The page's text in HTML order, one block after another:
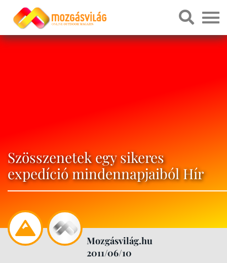
Szösszenetek egy sikeres
expedíció mindennapjaiból Hír
Mozgásvilág.hu
2011/06/10